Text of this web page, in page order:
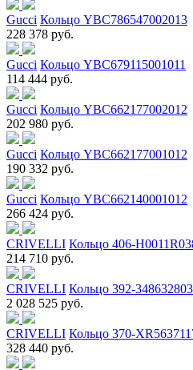
Gucci Кольцо YBC786547002013
228 378 руб.
Gucci Кольцо YBC679115001011
114 444 руб.
Gucci Кольцо YBC662177002012
202 980 руб.
Gucci Кольцо YBC662177001012
190 332 руб.
Gucci Кольцо YBC662140001012
266 424 руб.
CRIVELLI Кольцо 406-
214 710 руб.
CRIVELLI Кольцо 392-
2 028 525 руб.
CRIVELLI Кольцо 370-
328 440 руб.